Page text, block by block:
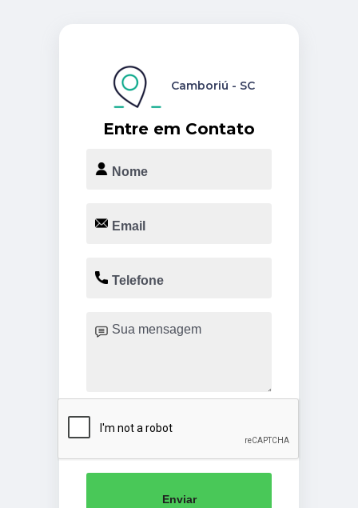
Entre em Contato
Camboriú - SC
Enviar